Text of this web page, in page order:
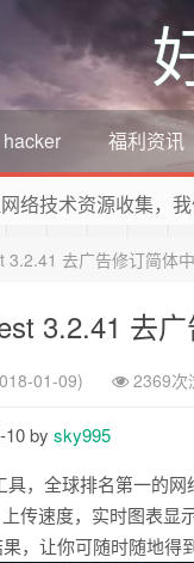
hacker 福利资讯
络技术资源收集，
3.2.41 去广告修订简体
3.2.41 去
01-09) 2369次
by sky995
，全球排名第一的
传速度，实时图表
，让你可随时随地得